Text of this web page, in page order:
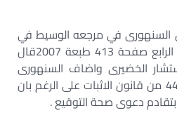
السنهورى في مرجعه الوسيط في
شرح القانون المدنى الجزء الرابع صفحة 413 طبعة 2007قال
الخضيرى واضاف السنهورى
مؤيدا رايه بما ورد بالماده 44 من قانون الاثبات على الرغم بان
بتقادم دعوى صحة التوقيع .